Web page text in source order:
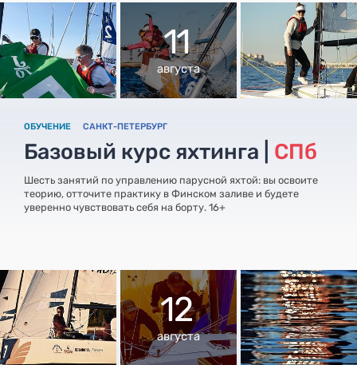
11
августа
ОБУЧЕНИЕ САНКТ-ПЕТЕРБУРГ
Базовый курс яхтинга | СПб
Шесть занятий по управлению парусной яхтой: вы освоите
теорию, отточите практику в Финском заливе и будете
уверенно чувствовать себя на борту. 16+
12
августа